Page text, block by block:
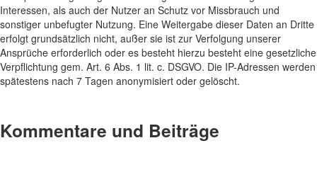
Interessen, als auch der Nutzer an Schutz vor Missbrauch und
sonstiger unbefugter Nutzung. Eine Weitergabe dieser Daten an Dritte
erfolgt grundsätzlich nicht, außer sie ist zur Verfolgung unserer
Ansprüche erforderlich oder es besteht hierzu besteht eine gesetzliche
Verpflichtung gem. Art. 6 Abs. 1 lit. c. DSGVO. Die IP-Adressen werden
spätestens nach 7 Tagen anonymisiert oder gelöscht.
Kommentare und Beiträge